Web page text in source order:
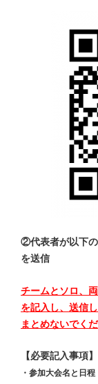
②代表者が以下
を送信
チームとソロ、
を記入し、送信
まとめないでくだ
【必要記入事項】
・参加大会名と日程